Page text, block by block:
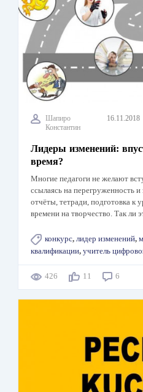
Шапиро
Константин
16.11.2018
Лидеры изменений:
время?
Многие педагоги не желают
ссылаясь на перегруженность
отчёты, тетради, подготовка к
времени на творчество. Так ли
конкурс, лидер изменений,
квалификации, учитель
426 11 6